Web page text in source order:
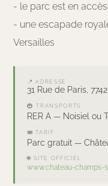
- le parc est en
- une escapade
Versailles
📍 ADRESSE
31 Rue de Paris,
🚇 TRANSPORTS
RER A — Noisiel ou
🎟 TARIF
Parc gratuit —
🌐 SITE OFFICIEL
www.chateau-champs-